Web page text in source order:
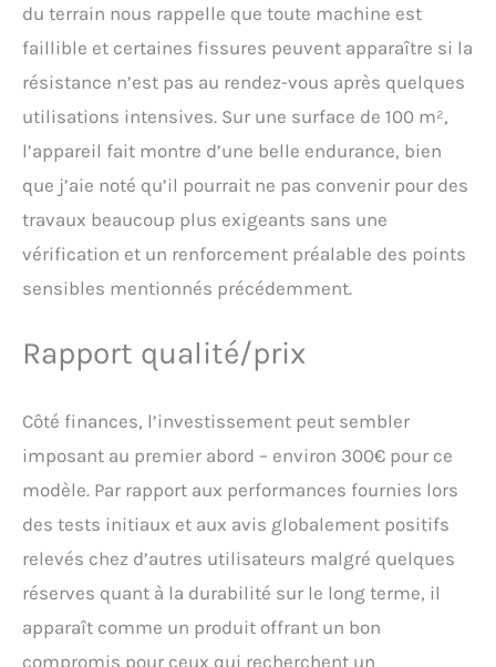
composants fiables, ainsi
que des tests à toutes les
étapes de la production
vous garantissent un
maximum de plaisir et de
de nos motoculteurs.
du terrain nous rappelle que toute machine est
faillible et certaines fissures peuvent apparaître si la
résistance n’est pas au rendez-vous après quelques
utilisations intensives. Sur une surface de 100 m²,
l’appareil fait montre d’une belle endurance, bien
que j’aie noté qu’il pourrait ne pas convenir pour des
travaux beaucoup plus exigeants sans une
vérification et un renforcement préalable des points
sensibles mentionnés précédemment.
Rapport qualité/prix
Côté finances, l’investissement peut sembler
imposant au premier abord – environ 300€ pour ce
modèle. Par rapport aux performances fournies lors
des tests initiaux et aux avis globalement positifs
relevés chez d’autres utilisateurs malgré quelques
réserves quant à la durabilité sur le long terme, il
apparaît comme un produit offrant un bon
compromis pour ceux qui recherchent un